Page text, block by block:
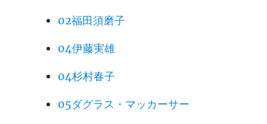
02福田須磨子
04伊藤実雄
04杉村春子
05ダグラス・マッカーサー